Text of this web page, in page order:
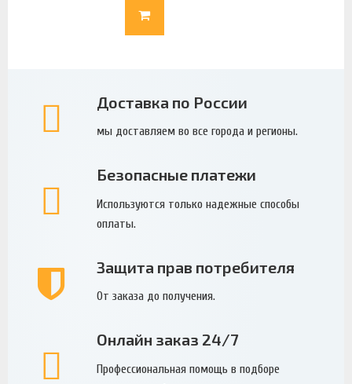
Доставка по России
мы доставляем во все города и регионы.
Безопасные платежи
Используются только надежные способы
оплаты.
Защита прав потребителя
От заказа до получения.
Онлайн заказ 24/7
Профессиональная помощь в подборе